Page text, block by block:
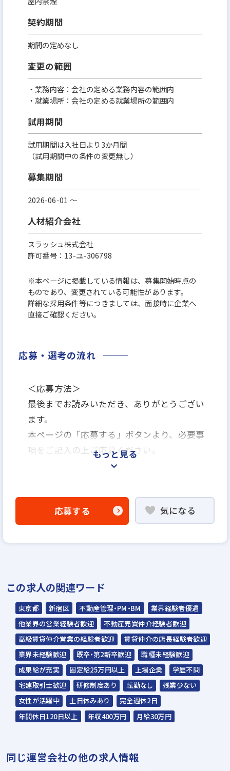
契約期間
期間の定めなし
変更の範囲
・業務内容：会社の定める業務内容の範囲内
・就業場所：会社の定める就業場所の範囲内
試用期間
試用期間は入社日より3か月間
（試用期間中の条件の変更無し）
募集期間
2026-06-01 〜
人材紹介会社
スラッシュ株式会社
許可番号：13-ユ-306798
※本ページに掲載している情報は、募集開始時点の
ものであり、変更されている可能性があります。
詳細な採用条件等につきましては、面接時に企業へ
直接ご確認ください。
応募・選考の流れ
＜応募方法＞
最後までお読みいただき、ありがとうござい
ます。
本ページの「応募する」ボタンより、必要事
項をご記入の上ご応募ください。
「応募する」よりエントリー
WEB応募書類による書類選考
▼
◇説明選考会は代行業者であるスラッシュ株
式会社が行います◇
スラッシュ株式会社からのご連絡をお待ち
ください。
ご連絡までに7日程度いただく場合があり
ます。予めご了承ください。
担当：スラッシュ株式会社
▼
もっと見る
応募する 気になる
この求人の関連ワード
東京都 新宿区 不動産管理・PM・BM
業界経験者優遇
他業界の営業経験者歓迎
不動産売買仲介経験者歓迎
高級賃貸仲介営業の経験者歓迎
賃貸仲介の店長経験者歓迎
業界未経験歓迎
既卒・第2新卒歓迎
職種未経験歓迎
成果給が充実
固定給25万円以上 上場企業
学歴不問
宅建取引士歓迎
研修制度あり 転勤なし
残業少ない
女性が活躍中
土日休みあり
完全週休2日
年間休日120日以上
年収400万円 月給30万円
同じ運営会社の他の求人情報